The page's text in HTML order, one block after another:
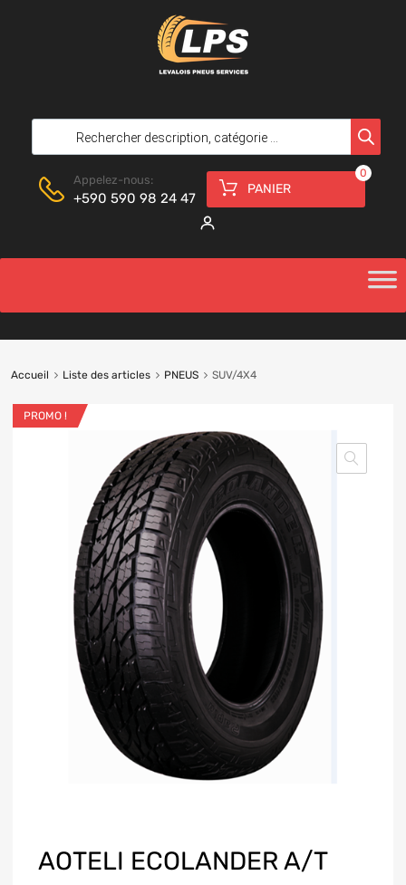
Appelez-nous:
+590 590 98 24 47
PANIER
0
Accueil Liste des articles PNEUS SUV/4X4
PROMO !
AOTELI ECOLANDER A/T